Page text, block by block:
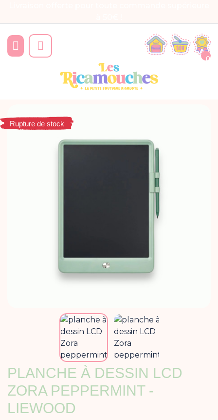
 
0
Rupture de stock
PLANCHE À DESSIN LCD
ZORA PEPPERMINT -
LIEWOOD